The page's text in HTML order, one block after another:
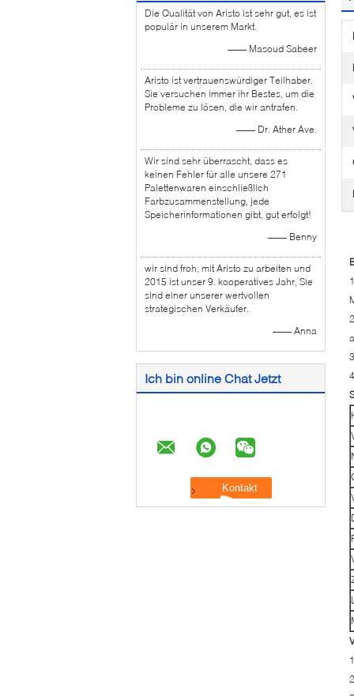
Die Qualität von Aristo ist sehr gut, es ist
populär in unserem Markt.
—— Masoud Sabeer
Aristo ist vertrauenswürdiger Teilhaber.
Sie versuchen immer ihr Bestes, um die
Probleme zu lösen, die wir antrafen.
—— Dr. Ather Ave.
Wir sind sehr überrascht, dass es
keinen Fehler für alle unsere 271
Palettenwaren einschließlich
Farbzusammenstellung, jede
Speicherinformationen gibt, gut erfolgt!
—— Benny
wir sind froh, mit Aristo zu arbeiten und
2015 ist unser 9. kooperatives Jahr, Sie
sind einer unserer wertvollen
strategischen Verkäufer.
—— Anna
Ich bin online Chat Jetzt